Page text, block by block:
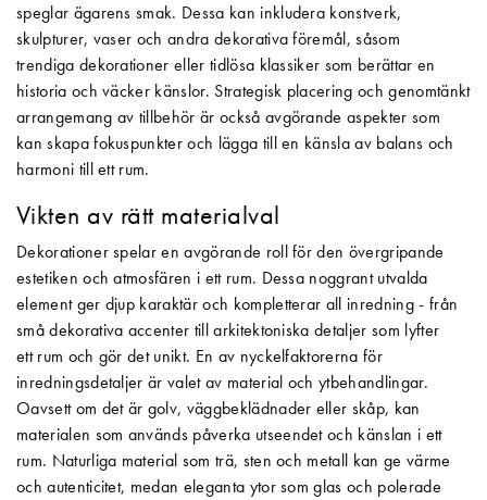
speglar ägarens smak. Dessa kan inkludera konstverk,
skulpturer, vaser och andra dekorativa föremål, såsom
trendiga dekorationer eller tidlösa klassiker som berättar en
historia och väcker känslor. Strategisk placering och genomtänkt
arrangemang av tillbehör är också avgörande aspekter som
kan skapa fokuspunkter och lägga till en känsla av balans och
harmoni till ett rum.
Vikten av rätt materialval
Dekorationer spelar en avgörande roll för den övergripande
estetiken och atmosfären i ett rum. Dessa noggrant utvalda
element ger djup karaktär och kompletterar all inredning - från
små dekorativa accenter till arkitektoniska detaljer som lyfter
ett rum och gör det unikt. En av nyckelfaktorerna för
inredningsdetaljer är valet av material och ytbehandlingar.
Oavsett om det är golv, väggbeklädnader eller skåp, kan
materialen som används påverka utseendet och känslan i ett
rum. Naturliga material som trä, sten och metall kan ge värme
och autenticitet, medan eleganta ytor som glas och polerade